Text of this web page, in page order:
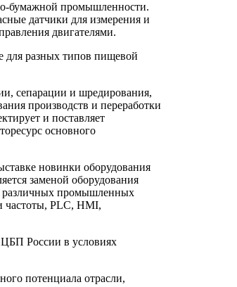
бумажной промышленности.
датчики для измерения и
двигателями.
для разных типов пищевой
сепарации и шредирования,
производств и переработки
и поставляет
основного
новинки оборудования
заменой оборудования
различных промышленных
частоты, PLC, HMI,
России в условиях
потенциала отрасли,